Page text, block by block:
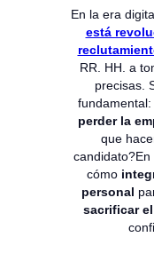
En la era
está
RR. HH. a
precisas.
fundamental:
perder la
que
candidato?En
cómo
personal
sacrificar